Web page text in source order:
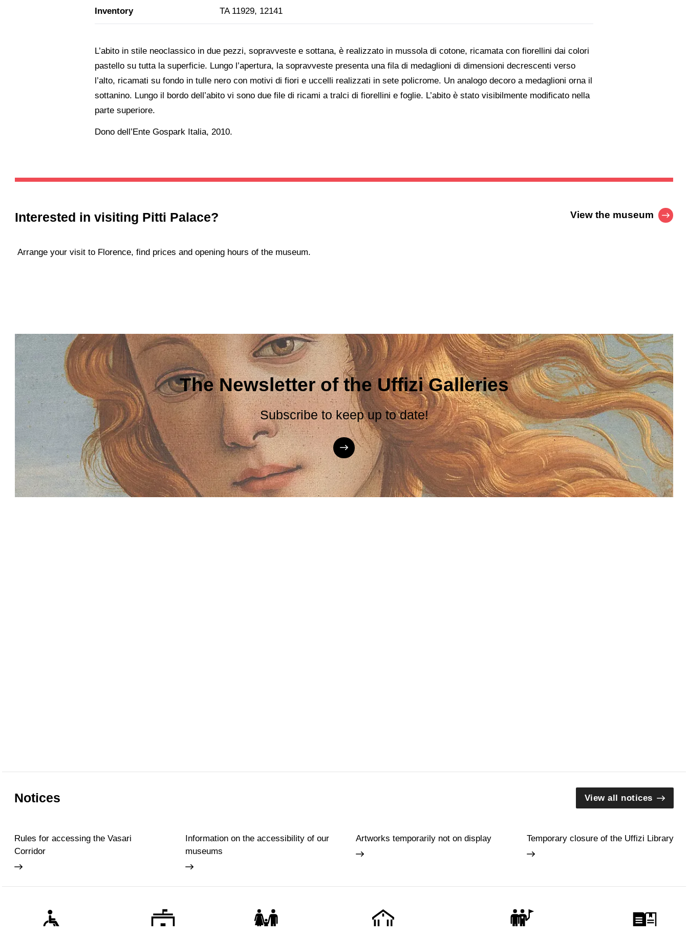
Inventory TA 11929, 12141
L’abito in stile neoclassico in due pezzi, sopravveste e sottana, è realizzato in mussola di cotone, ricamata con fiorellini dai colori
pastello su tutta la superficie. Lungo l’apertura, la sopravveste presenta una fila di medaglioni di dimensioni decrescenti verso
l’alto, ricamati su fondo in tulle nero con motivi di fiori e uccelli realizzati in sete policrome. Un analogo decoro a medaglioni orna il
sottanino. Lungo il bordo dell’abito vi sono due file di ricami a tralci di fiorellini e foglie. L’abito è stato visibilmente modificato nella
parte superiore.
Dono dell’Ente Gospark Italia, 2010.
Interested in visiting Pitti Palace?
Arrange your visit to Florence, find prices and opening hours of the museum.
View the museum
The Newsletter of the Uffizi Galleries
Subscribe to keep up to date!
Notices View all notices
Rules for accessing the Vasari
Corridor
Information on the accessibility of our
museums
Artworks temporarily not on display Temporary closure of the Uffizi Library